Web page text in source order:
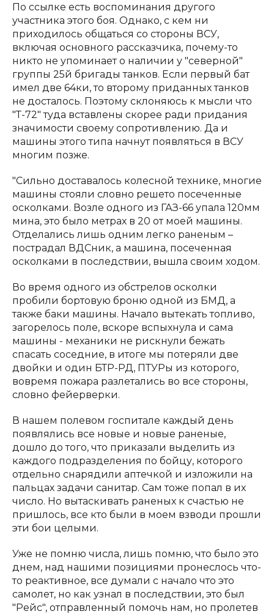
По ссылке есть воспоминания другого
участника этого боя. Однако, с кем ни
приходилось общаться со стороны ВСУ,
включая основного рассказчика, почему-то
никто не упоминает о наличии у "северной"
группы 25й бригады танков. Если первый бат
имел две 64ки, то второму приданных танков
не досталось. Поэтому склоняюсь к мысли что
"Т-72" туда вставлены скорее ради придания
значимости своему сопротивлению. Да и
машины этого типа начнут появляться в ВСУ
многим позже.
"Сильно доставалось колесной технике, многие
машины стояли словно решето посеченные
осколками. Возле одного из ГАЗ-66 упала 120мм
мина, это было метрах в 20 от моей машины.
Отделались лишь одним легко раненым –
пострадал ВДСник, а машина, посеченная
осколками в последствии, вышла своим ходом.
Во время одного из обстрелов осколки
пробили бортовую броню одной из БМД, а
также баки машины. Начало вытекать топливо,
загорелось поле, вскоре вспыхнула и сама
машины - механики не рискнули бежать
спасать соседние, в итоге мы потеряли две
двойки и один БТР-РД, ПТУРы из которого,
вовремя пожара разлетались во все стороны,
словно фейерверки.
В нашем полевом госпитале каждый день
появлялись все новые и новые раненые,
дошло до того, что приказали выделить из
каждого подразделения по бойцу, которого
отдельно снарядили аптечкой и изложили на
пальцах задачи санитар. Сам тоже попал в их
число. Но вытаскивать раненых к счастью не
пришлось, все кто были в моем взводи прошли
эти бои целыми.
Уже не помню числа, лишь помню, что было это
днем, над нашими позициями пронеслось что-
то реактивное, все думали с начало что это
самолет, но как узнал в последствии, это был
"Рейс", отправленный помочь нам, но пролетев